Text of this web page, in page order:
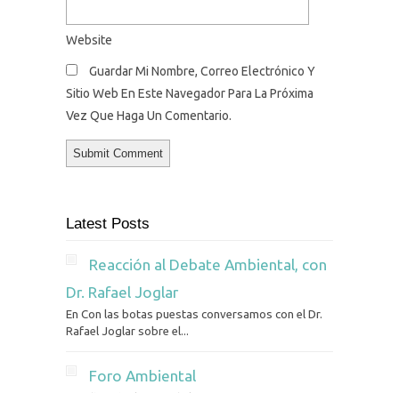
Website
Guardar Mi Nombre, Correo Electrónico Y
Sitio Web En Este Navegador Para La Próxima
Vez Que Haga Un Comentario.
Latest Posts
Reacción al Debate Ambiental, con
Dr. Rafael Joglar
En Con las botas puestas conversamos con el Dr.
Rafael Joglar sobre el...
Foro Ambiental